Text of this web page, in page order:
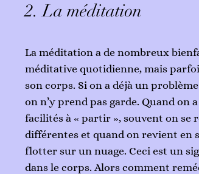
2. La méditation
La méditation a de nombreux
méditative quotidienne, mais
son corps. Si on a déjà un
on n’y prend pas garde. Quand on
facilités à « partir », souvent on se
différentes et quand on revient en
flotter sur un nuage. Ceci est un
dans le corps. Alors comment